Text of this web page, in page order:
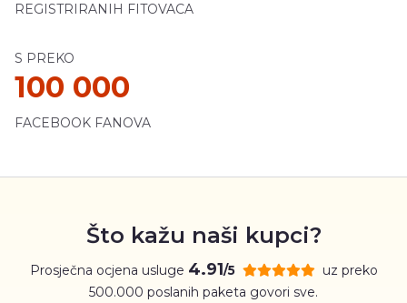
REGISTRIRANIH FITOVACA
S PREKO
100 000
FACEBOOK FANOVA
Što kažu naši kupci?
Prosječna ocjena usluge 4.91/5
uz preko
500.000 poslanih paketa govori sve.